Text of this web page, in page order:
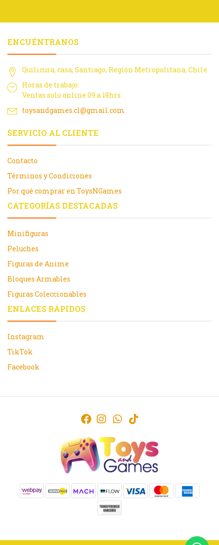
ENCUÉNTRANOS
Quilicura, casa, Santiago, Región Metropolitana, Chile
Horas de trabajo:
Ventas solo online 09 a 18hrs
toysandgames.cl@gmail.com
SERVICIO AL CLIENTE
Contacto
Términos y Condiciones
Por qué comprar en ToysNGames
CATEGORÍAS DESTACADAS
Minifiguras
Peluches
Figuras de Anime
Bloques Armables
Figuras Coleccionables
ENLACES RÁPIDOS
Instagram
TikTok
Facebook